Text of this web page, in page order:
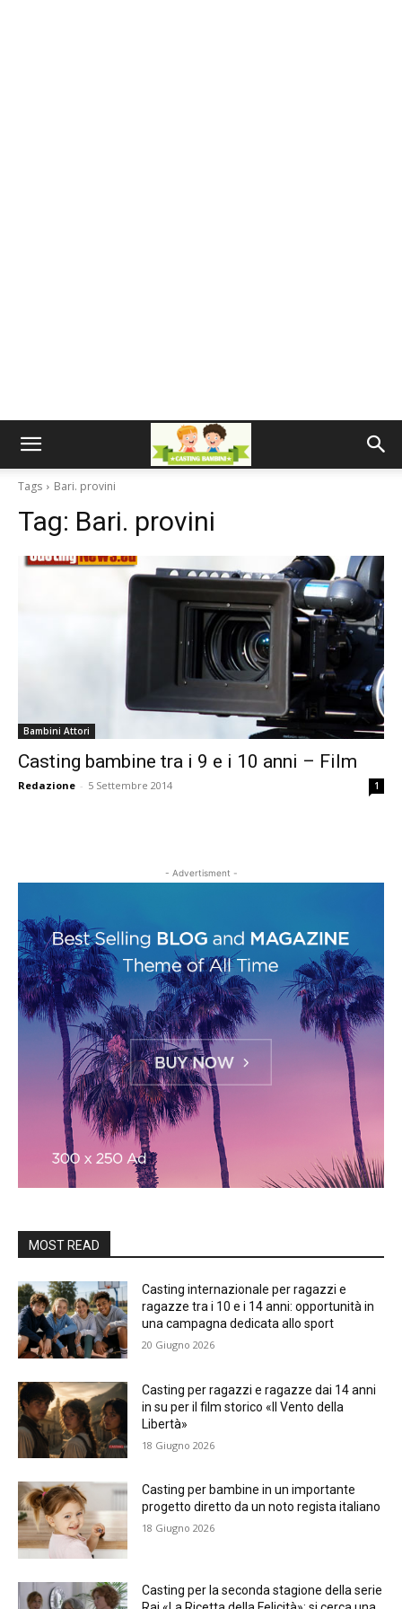
Tags Bari. provini
Tag: Bari. provini
Bambini Attori
Casting bambine tra i 9 e i 10 anni – Film
Redazione - 5 Settembre 2014 1
- Advertisment -
MOST READ
Casting internazionale per ragazzi e
ragazze tra i 10 e i 14 anni: opportunità in
una campagna dedicata allo sport
20 Giugno 2026
Casting per ragazzi e ragazze dai 14 anni
in su per il film storico «Il Vento della
Libertà»
18 Giugno 2026
Casting per bambine in un importante
progetto diretto da un noto regista italiano
18 Giugno 2026
Casting per la seconda stagione della serie